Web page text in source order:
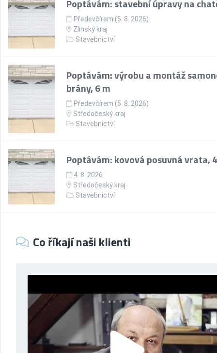
Poptávám: stavební úpravy na
Předevčírem (5. 8. 2026)
Zlínský kraj
Stavebnictví
Poptávám: výrobu a montáž
brány, 6 m
Předevčírem (5. 8. 2026)
Středočeský kraj
Stavebnictví
Poptávám: kovová posuvná vrata,
4. 8. 2026
Středočeský kraj
Stavebnictví
Co říkají naši klienti